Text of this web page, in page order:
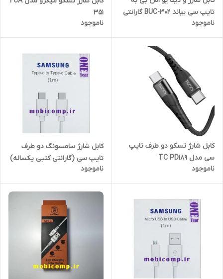
تایپ سی بیاند BUC-302 گارانتی
18 ماهه شرکتی 2 متری
ناموجود
351
ناموجود
کابل شارژ تسکو دو طرف تایپ
سی مدل TC PD189
ناموجود
کابل شارژ سامسونگ دو طرف
تایپ سی (گارانتی کتبی یکساله)
1 مترناموجود